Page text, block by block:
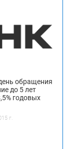
обращения
до 5 лет
годовых
г.